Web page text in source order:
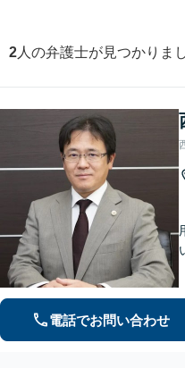
2 人の弁護士が見つかりま
電話でお問い合わせ